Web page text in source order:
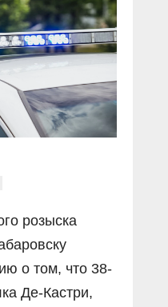
розыска
о том, что 38-
Де-Кастри,